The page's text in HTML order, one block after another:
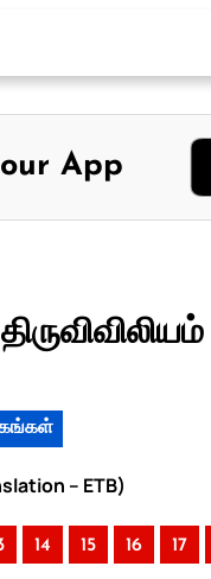
App
– ETB)
14 15 16 17